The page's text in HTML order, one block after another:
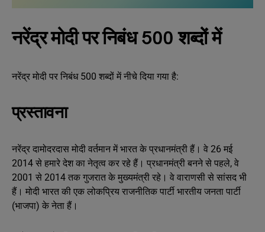
नरेंद्र मोदी पर निबंध 500 शब्दों में
नरेंद्र मोदी पर निबंध 500 शब्दों में नीचे दिया गया है:
प्रस्तावना
नरेंद्र दामोदरदास मोदी वर्तमान में भारत के प्रधानमंत्री हैं। वे 26 मई
2014 से हमारे देश का नेतृत्व कर रहे हैं। प्रधानमंत्री बनने से पहले, वे
2001 से 2014 तक गुजरात के मुख्यमंत्री रहे। वे वाराणसी से सांसद भी
हैं। मोदी भारत की एक लोकप्रिय राजनीतिक पार्टी भारतीय जनता पार्टी
(भाजपा) के नेता हैं।